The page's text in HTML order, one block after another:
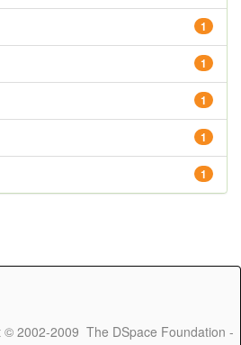
1
1
1
1
1
© 2002-2009 The DSpace Foundation -